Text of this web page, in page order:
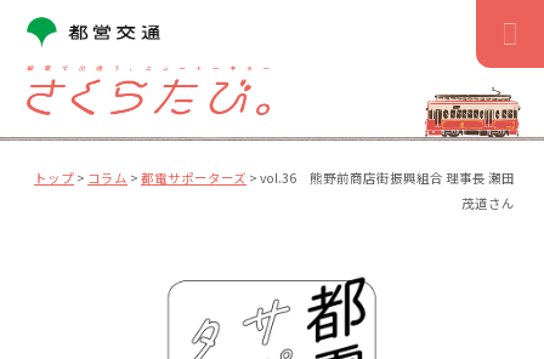
へ
トップ > コラム > 都電サポーターズ > vol.36 熊野前商店街振興組合 理事長 瀬田
茂道さん